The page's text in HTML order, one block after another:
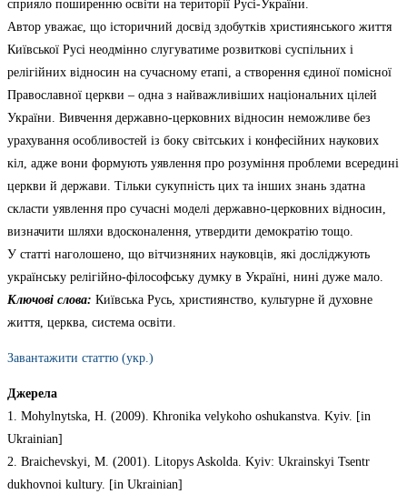
сприяло поширенню освіти на території Русі-України.
Автор уважає, що історичний досвід здобутків християнського життя
Київської Русі неодмінно слугуватиме розвиткові суспільних і
релігійних відносин на сучасному етапі, а створення єдиної помісної
Православної церкви – одна з найважливіших національних цілей
України. Вивчення державно-церковних відносин неможливе без
урахування особливостей із боку світських і конфесійних наукових
кіл, адже вони формують уявлення про розуміння проблеми всередині
церкви й держави. Тільки сукупність цих та інших знань здатна
скласти уявлення про сучасні моделі державно-церковних відносин,
визначити шляхи вдосконалення, утвердити демократію тощо.
У статті наголошено, що вітчизняних науковців, які досліджують
українську релігійно-філософську думку в Україні, нині дуже мало.
Ключові слова: Київська Русь, християнство, культурне й духовне
життя, церква, система освіти.
Завантажити статтю (укр.)
Джерела
1. Mohylnytska, H. (2009). Khronika velykoho oshukanstva. Kyiv. [in
Ukrainian]
2. Braichevskyi, M. (2001). Litopys Askolda. Kyiv: Ukrainskyi Tsentr
dukhovnoi kultury. [in Ukrainian]